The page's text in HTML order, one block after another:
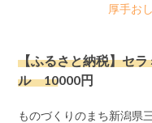
厚手お
【ふるさと納税】セ
ル 10000円
ものづくりのまち新潟県